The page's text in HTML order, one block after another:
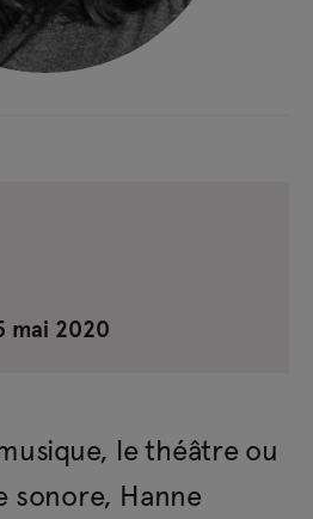
mai 2020
le théâtre ou
sonore, Hanne